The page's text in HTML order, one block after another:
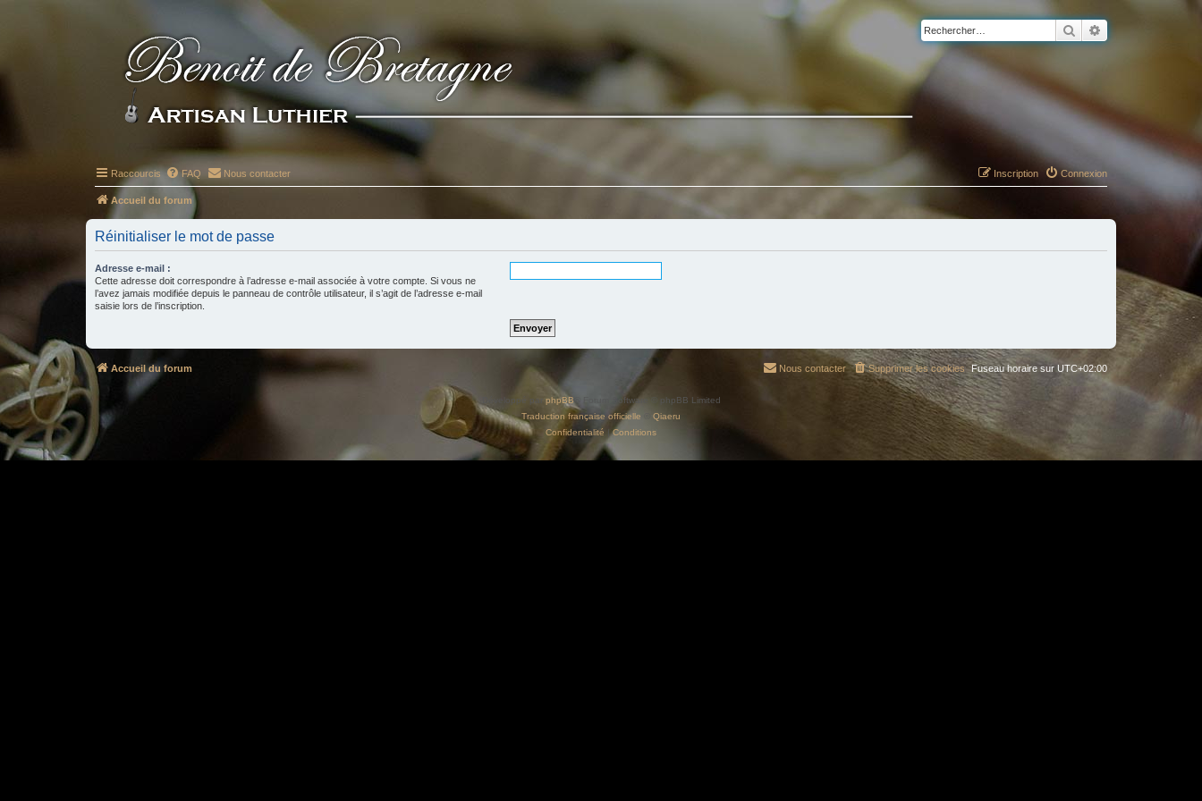
Rechercher
Raccourcis FAQ Nous contacter Connexion
Inscription
Accueil du forum
Réinitialiser le mot de passe
Adresse e-mail :
Cette adresse doit correspondre à l’adresse e-mail associée à votre compte. Si vous ne
l’avez jamais modifiée depuis le panneau de contrôle utilisateur, il s’agit de l’adresse e-mail
saisie lors de l’inscription.
Accueil du forum Fuseau horaire sur UTC+02:00
Supprimer les cookies
Nous contacter
Développé par phpBB ® Forum Software © phpBB Limited
Traduction française officielle
Qiaeru
Confidentialité |Conditions